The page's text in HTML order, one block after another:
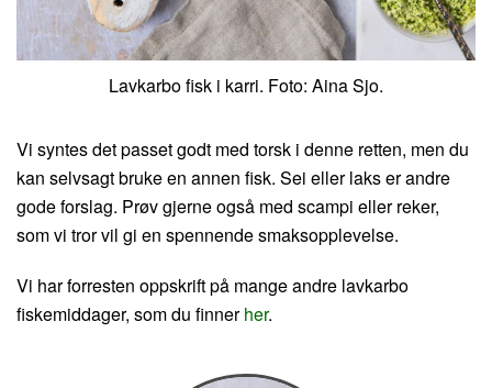
Lavkarbo fisk i karri. Foto: Aina Sjo.
Vi syntes det passet godt med torsk i denne retten, men du
kan selvsagt bruke en annen fisk. Sei eller laks er andre
gode forslag. Prøv gjerne også med scampi eller reker,
som vi tror vil gi en spennende smaksopplevelse.
Vi har forresten oppskrift på mange andre lavkarbo
fiskemiddager, som du finnerher.